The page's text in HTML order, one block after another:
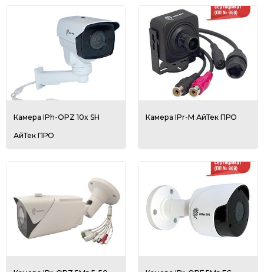
Камера IPh-OPZ 10x SH
АйТек ПРО
Камера IPr-M АйТек ПРО